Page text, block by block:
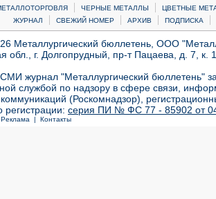
| ЧЕРНЫЕ МЕТАЛЛЫ |
ЦВЕТНЫЕ
ЖУРНАЛ
| СВЕЖИЙ НОМЕР | АРХИВ | ПОДПИСКА |
Металлургический бюллетень, ООО
обл., г. Долгопрудный, пр-т Пацаева, д. 7,
журнал "Металлургический бюллетень"
службой по надзору в сфере связи,
(Роскомнадзор),
серия ПИ № ФС 77 - 85902 от 04
Реклама | Контакты